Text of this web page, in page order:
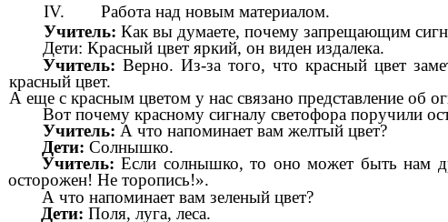
IV. Работа над новым материалом.
Учитель: Как вы думаете, почему запрещающим
Дети: Красный цвет яркий, он виден издалека.
Учитель:Верно. Из-за того, что красный цвет
красный цвет.
А еще с красным цветом у нас связано представление об
Вот почему красному сигналу светофора поручили
Учитель: А что напоминает вам желтый цвет?
Дети:Солнышко.
Учитель:Если солнышко, то оно может быть нам
осторожен! Не торопись!».
А что напоминает вам зеленый цвет?
Дети:Поля, луга, леса.